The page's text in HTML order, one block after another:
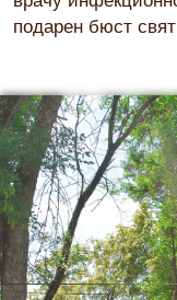
подарен бюст